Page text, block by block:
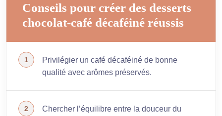
Conseils pour créer des desserts
chocolat-café décaféiné réussis
Privilégier un café décaféiné de bonne
qualité avec arômes préservés.
Chercher l’équilibre entre la douceur du